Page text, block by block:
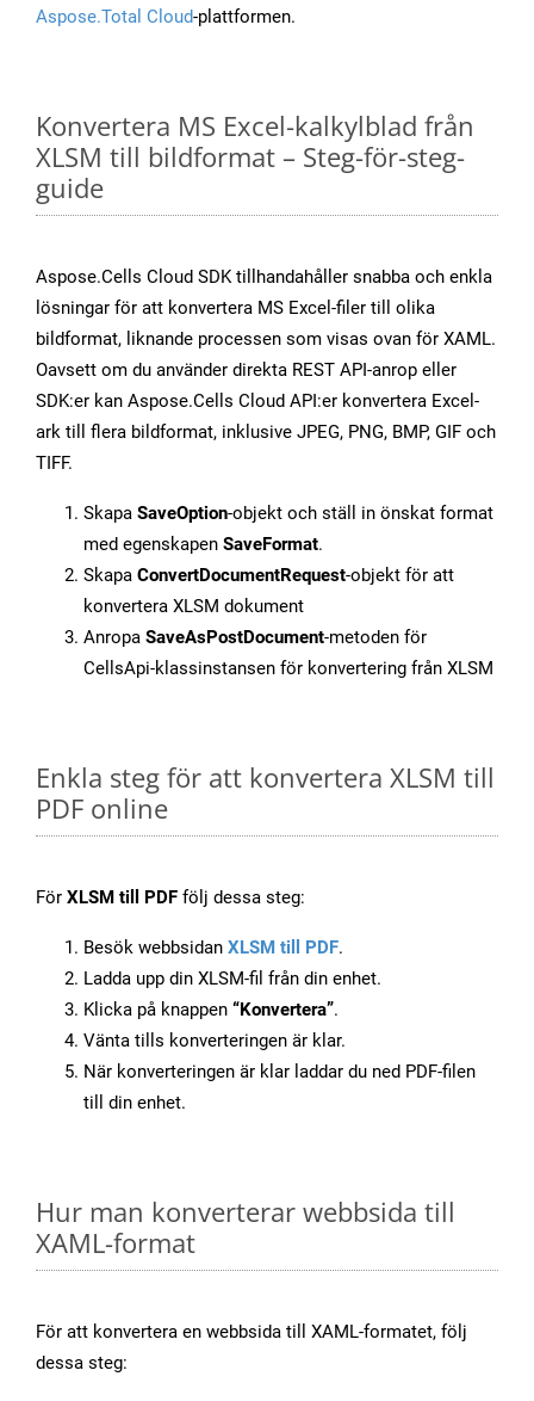
Aspose.Total Cloud-plattformen.
Konvertera MS Excel-kalkylblad från
XLSM till bildformat – Steg-för-steg-
guide
Aspose.Cells Cloud SDK tillhandahåller snabba och enkla
lösningar för att konvertera MS Excel-filer till olika
bildformat, liknande processen som visas ovan för XAML.
Oavsett om du använder direkta REST API-anrop eller
SDK:er kan Aspose.Cells Cloud API:er konvertera Excel-
ark till flera bildformat, inklusive JPEG, PNG, BMP, GIF och
TIFF.
Skapa SaveOption-objekt och ställ in önskat format
med egenskapen SaveFormat.
Skapa ConvertDocumentRequest-objekt för att
konvertera XLSM dokument
Anropa SaveAsPostDocument-metoden för
CellsApi-klassinstansen för konvertering från XLSM
Enkla steg för att konvertera XLSM till
PDF online
För XLSM till PDF följ dessa steg:
Besök webbsidan XLSM till PDF.
Ladda upp din XLSM-fil från din enhet.
Klicka på knappen “Konvertera”.
Vänta tills konverteringen är klar.
När konverteringen är klar laddar du ned PDF-filen
till din enhet.
Hur man konverterar webbsida till
XAML-format
För att konvertera en webbsida till XAML-formatet, följ
dessa steg: